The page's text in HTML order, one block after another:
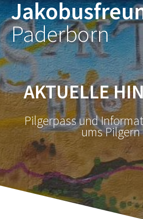
Zum
Inhalt
springen
Paderborn
AKTUELLE
Pilgerpass und
ums Pilgern